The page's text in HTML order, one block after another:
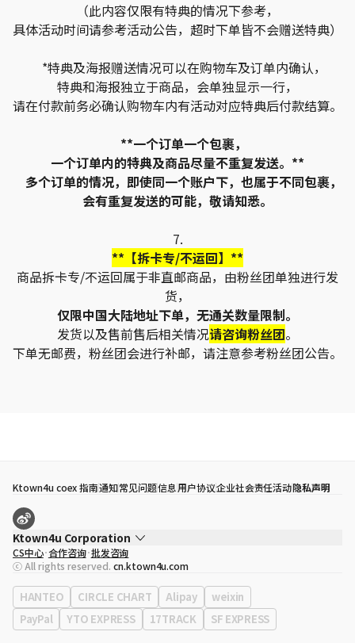
（此内容仅限有特典的情况下参考，
具体活动时间请参考活动公告，超时下单皆不会赠送特典）
*特典及海报赠送情况可以在购物车及订单内确认，
特典和海报独立于商品，会单独显示一行，
请在付款前务必确认购物车内有活动对应特典后付款结算。
**一个订单一个包裹，
一个订单内的特典及商品尽量不重复发送。**
多个订单的情况，即使同一个账户下，也属于不同包裹，
会有重复发送的可能，敬请知悉。
7.
**【拆卡专/不运回】**
商品拆卡专/不运回属于非直邮商品，由粉丝团单独进行发
货，
仅限中国大陆地址下单，无通关数量限制。
发货以及售前售后相关情况请咨询粉丝团。
下单无邮费，粉丝团会进行补邮，请注意参考粉丝团公告。
Ktown4u coex 指南通知常见问题信息用户协议企业社会责任活动隐私声明
Ktown4u Corporation
代表
宋効珉
营业执照 120-87-71116
公司地址 首尔特别市 江南区 岭东大路 513号 3楼 （三成洞， coex)
CS中心 合作咨询 批发咨询
ⓒ All rights reserved. cn.ktown4u.com
HANTEO CIRCLE CHART Alipay
weixin
PayPal
YTO EXPRESS 17TRACK SF EXPRESS